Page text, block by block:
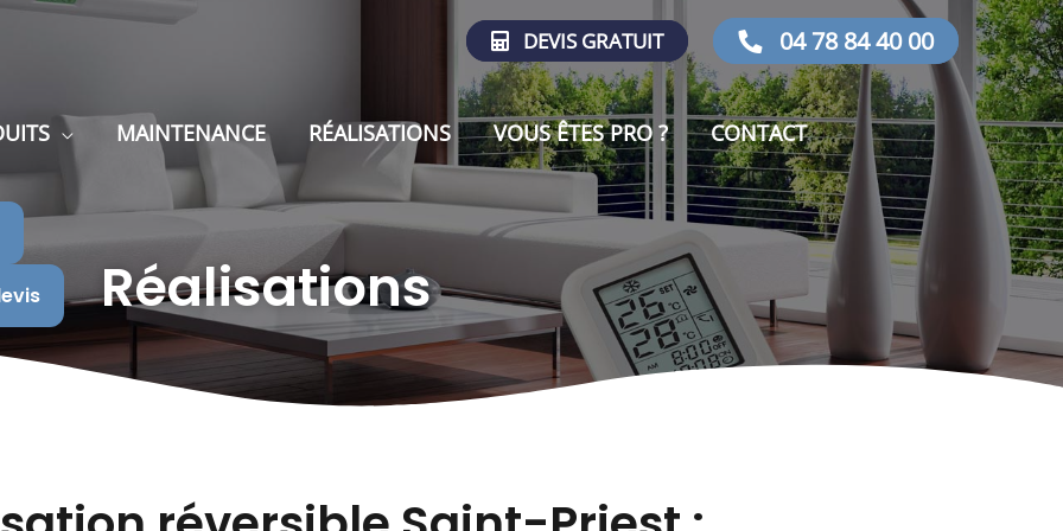
MAINTENANCE RÉALISATIONS VOUS ÊTES PRO ? CONTACT
DEVIS GRATUIT 04 78 84 40 00
Réalisations